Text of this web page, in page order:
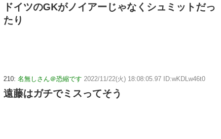
ドイツのGKがノイアーじゃなくシュミットだっ
たり
210: 名無しさん＠恐縮です 2022/11/22(火) 18:08:05.97 ID:wKDLw46t0
遠藤はガチでミスってそう